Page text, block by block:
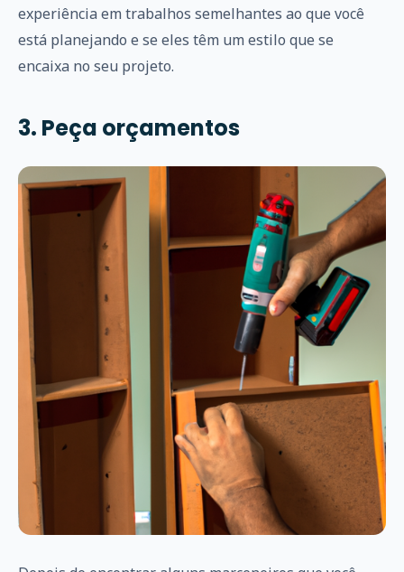
experiência em trabalhos semelhantes ao que você
está planejando e se eles têm um estilo que se
encaixa no seu projeto.
3. Peça orçamentos